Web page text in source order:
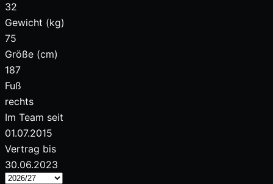
32
Gewicht (kg)
75
Größe (cm)
187
Fuß
rechts
Im Team seit
01.07.2015
Vertrag bis
30.06.2023